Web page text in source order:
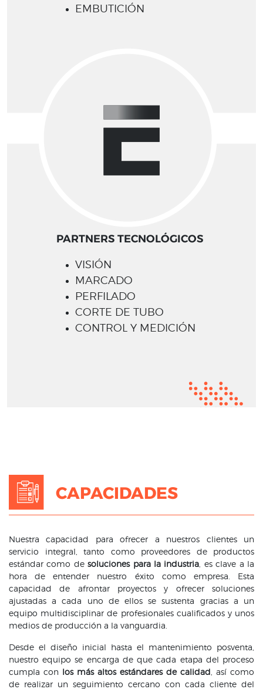
EMBUTICIÓN
PARTNERS TECNOLÓGICOS
VISIÓN
MARCADO
PERFILADO
CORTE DE TUBO
CONTROL Y MEDICIÓN
CAPACIDADES
Nuestra capacidad para ofrecer a nuestros clientes un
servicio integral, tanto como proveedores de productos
estándar como desoluciones para la industria , es clave a la
hora de entender nuestro éxito como empresa. Esta
capacidad de afrontar proyectos y ofrecer soluciones
ajustadas a cada uno de ellos se sustenta gracias a un
equipo multidisciplinar de profesionales cualificados y unos
medios de producción a la vanguardia.
Desde el diseño inicial hasta el mantenimiento posventa,
nuestro equipo se encarga de que cada etapa del proceso
cumpla con los más altos estándares de calidad , así como
de realizar un seguimiento cercano con cada cliente del